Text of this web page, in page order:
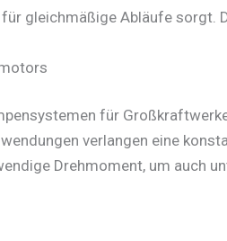
gleichmäßige Abläufe
für
verlangen eine
Drehmoment, um auch